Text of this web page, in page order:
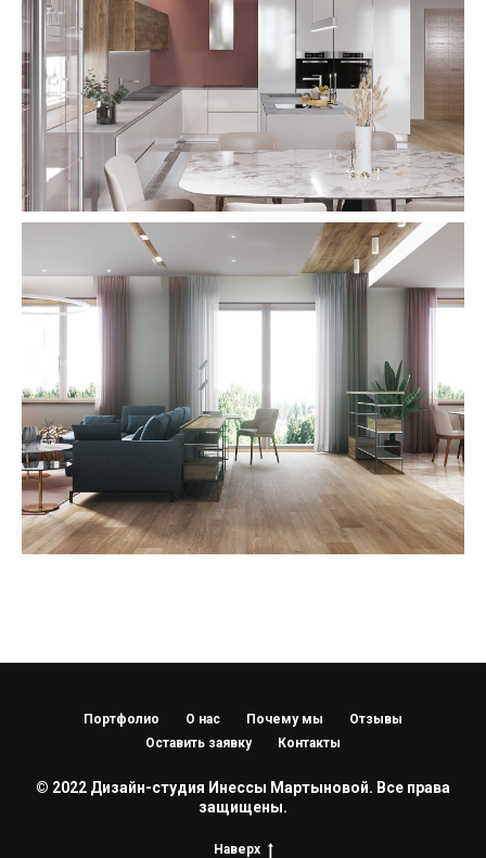
Портфолио О нас Почему мы
Отзывы
Оставить заявку
Контакты
© 2022 Дизайн-студия Инессы Мартыновой. Все права
защищены.
Наверх